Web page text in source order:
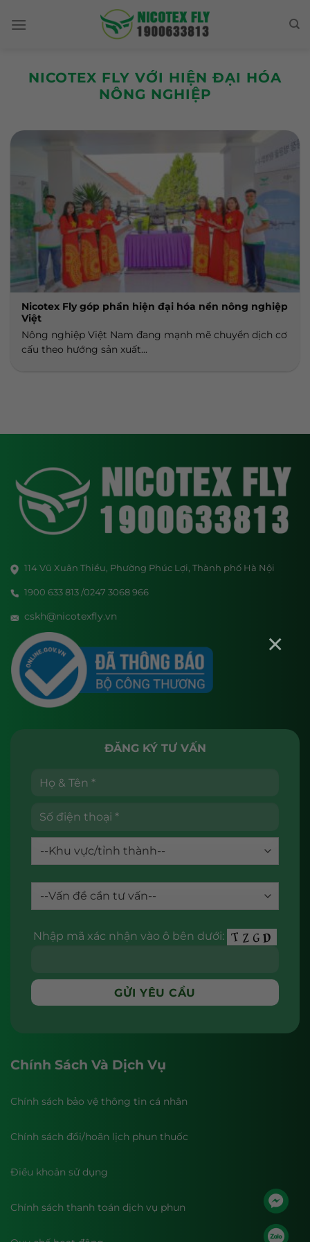
×
NICOTEX FLY VỚI HIỆN ĐẠI HÓA
NÔNG NGHIỆP
Nicotex Fly góp phần hiện đại hóa nền nông nghiệp
Việt
Nông nghiệp Việt Nam đang mạnh mẽ chuyển dịch cơ
cấu theo hướng sản xuất...
114 Vũ Xuân Thiều, Phường Phúc Lợi, Thành phố Hà Nội
1900 633 813 /0247 3068 966
cskh@nicotexfly.vn
ĐĂNG KÝ TƯ VẤN
Nhập mã xác nhận vào ô bên dưới:
Chính Sách Và Dịch Vụ
Chính sách bảo vệ thông tin cá nhân
Chính sách đổi/hoãn lịch phun thuốc
Điều khoản sử dụng
Chính sách thanh toán dịch vụ phun